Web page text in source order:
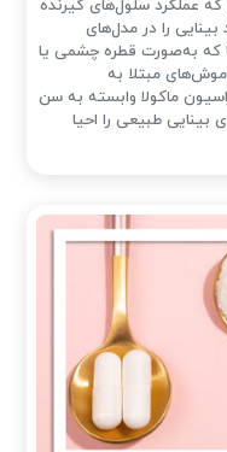
عملکرد سلول‌های گیرنده
را در مدل‌های
که به‌صورت قطره چشمی یا
موش‌های مبتلا به
ماکولا وابسته به سن
بینایی طبیعی را احیا